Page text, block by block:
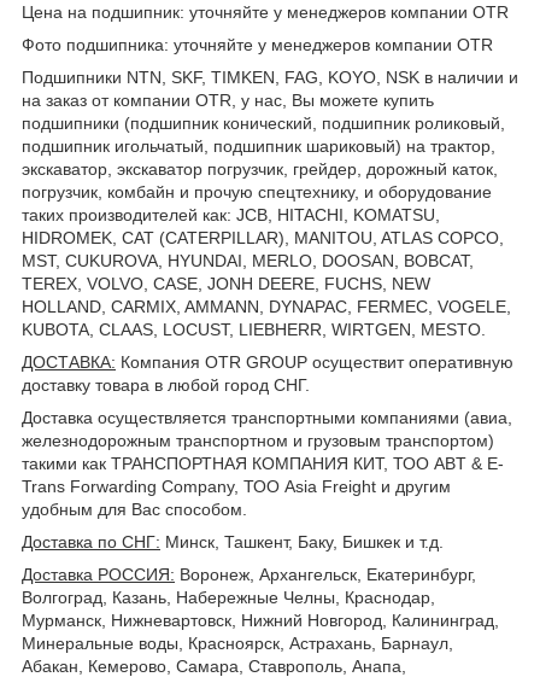
Цена на подшипник: уточняйте у менеджеров компании OTR
Фото подшипника: уточняйте у менеджеров компании OTR
Подшипники NTN, SKF, TIMKEN, FAG, KOYO, NSK в наличии и
на заказ от компании OTR, у нас, Вы можете купить
подшипники (подшипник конический, подшипник роликовый,
подшипник игольчатый, подшипник шариковый) на трактор,
экскаватор, экскаватор погрузчик, грейдер, дорожный каток,
погрузчик, комбайн и прочую спецтехнику, и оборудование
таких производителей как: JCB, HITACHI, KOMATSU,
HIDROMEK, CAT (CATERPILLAR), MANITOU, ATLAS COPCO,
MST, CUKUROVA, HYUNDAI, MERLO, DOOSAN, BOBCAT,
TEREX, VOLVO, CASE, JONH DEERE, FUCHS, NEW
HOLLAND, CARMIX, AMMANN, DYNAPAC, FERMEC, VOGELE,
KUBOTA, CLAAS, LOCUST, LIEBHERR, WIRTGEN, MESTO.
ДОСТАВКА: Компания OTR GROUP осуществит оперативную
доставку товара в любой город СНГ.
Доставка осуществляется транспортными компаниями (авиа,
железнодорожным транспортном и грузовым транспортом)
такими как ТРАНСПОРТНАЯ КОМПАНИЯ КИТ, ТОО ABT & E-
Trans Forwarding Company, ТОО Asia Freight и другим
удобным для Вас способом.
Доставка по СНГ: Минск, Ташкент, Баку, Бишкек и т.д.
Доставка РОССИЯ: Воронеж, Архангельск, Екатеринбург,
Волгоград, Казань, Набережные Челны, Краснодар,
Мурманск, Нижневартовск, Нижний Новгород, Калининград,
Минеральные воды, Красноярск, Астрахань, Барнаул,
Абакан, Кемерово, Самара, Ставрополь, Анапа,